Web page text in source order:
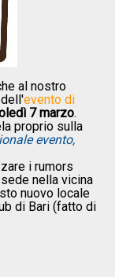
al nostro
evento di
7 marzo.
proprio sulla
evento,
i rumors
nella vicina
nuovo locale
di Bari (fatto di